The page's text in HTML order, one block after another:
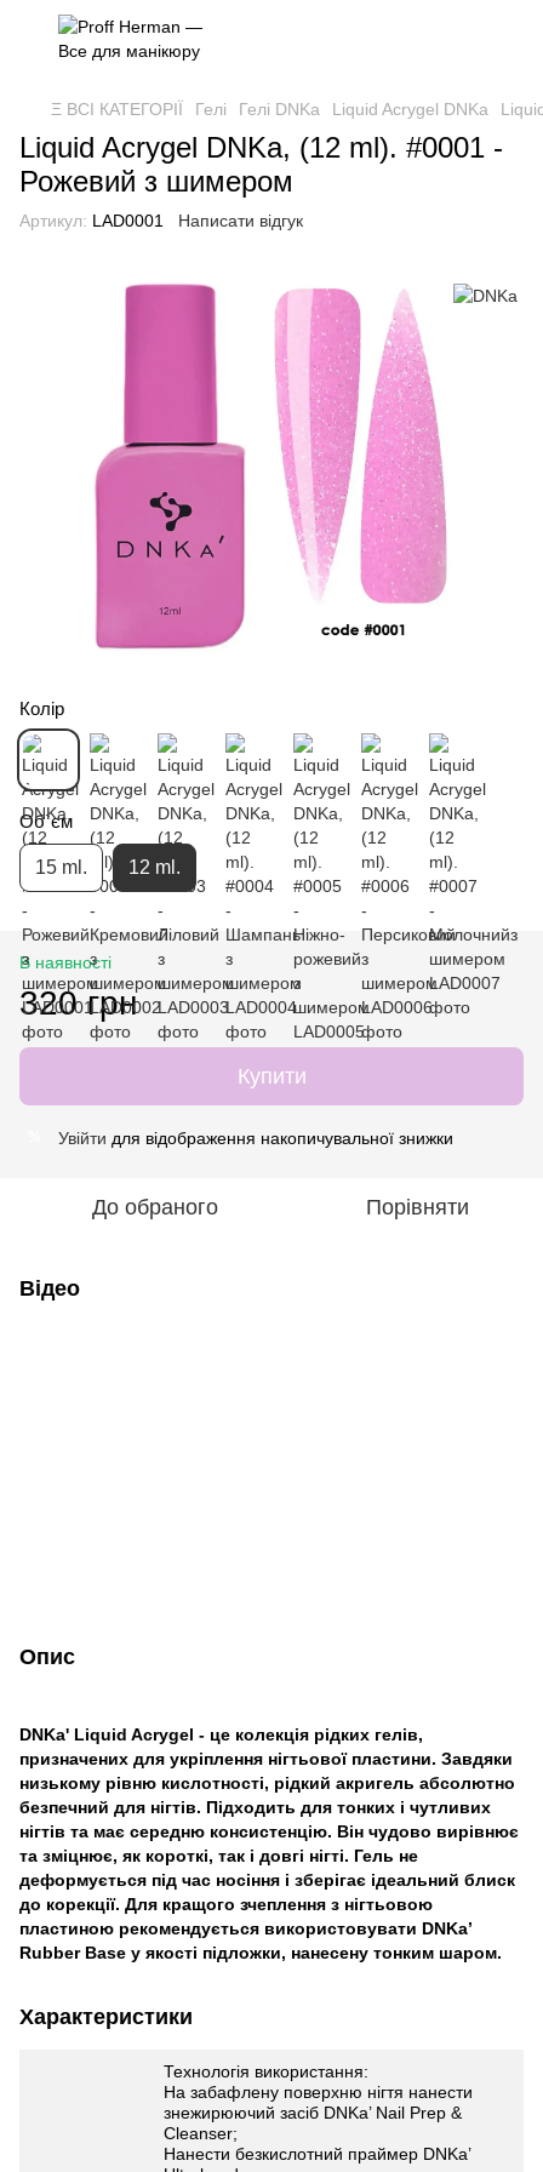
Ξ ВСІ КАТЕГОРІЇ Гелі Гелі DNKa Liquid Acrygel DNKa
Liquid Acrygel DNKa, (12 ml). #0001 -
Рожевий з шимером
Артикул: LAD0001 Написати відгук
Колір
Об`єм
15 ml. 12 ml.
В наявності
320 грн
Купити
Увійти для відображення накопичувальної знижки
До обраного Порівняти
Відео
Опис
DNKa' Liquid Acrygel - це колекція рідких гелів,
призначених для укріплення нігтьової пластини. Завдяки
низькому рівню кислотності, рідкий акригель абсолютно
безпечний для нігтів. Підходить для тонких і чутливих
нігтів та має середню консистенцію. Він чудово вирівнює
та зміцнює, як короткі, так і довгі нігті. Гель не
деформується під час носіння і зберігає ідеальний блиск
до корекції. Для кращого зчеплення з нігтьовою
пластиною рекомендується використовувати DNKa’
Rubber Base у якості підложки, нанесену тонким шаром.
Характеристики
Технологія використання:
На забафлену поверхню нігтя нанести
знежирюючий засіб DNKa’ Nail Prep &
Cleanser;
Нанести безкислотний праймер DNKa’